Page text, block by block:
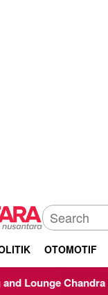
OTOMOTIF
Diperiksa